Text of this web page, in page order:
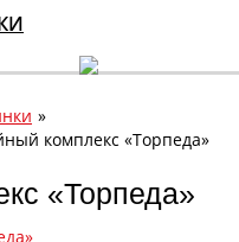
»
комплекс «Торпеда»
«Торпеда»